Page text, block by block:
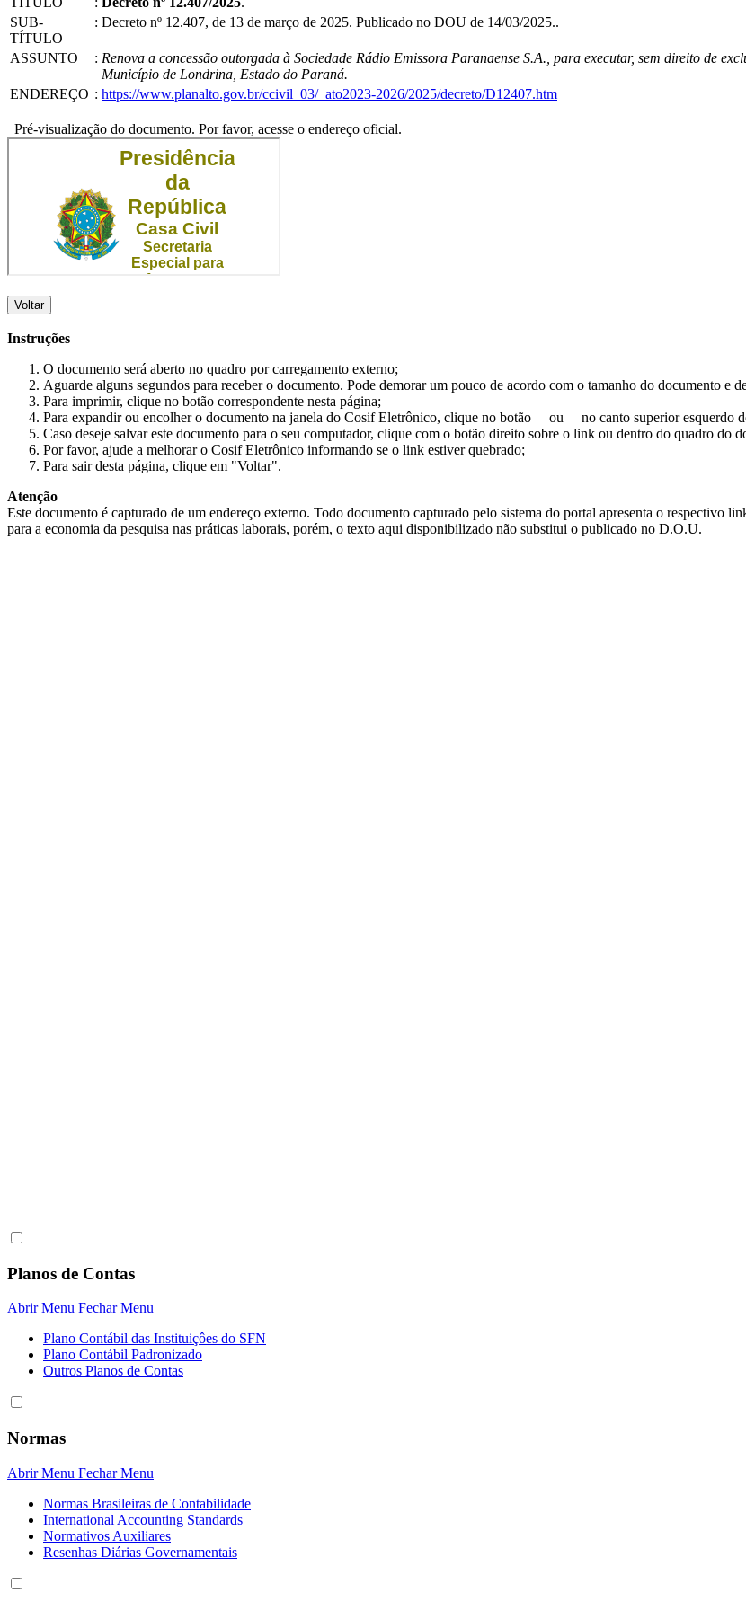
SUB-
TÍTULO
: Decreto nº 12.407, de 13 de março de 2025. Publicado no DOU de 14/03/2025..
ASSUNTO : Renova a concessão outorgada à Sociedade Rádio Emissora Paranaense S.A., para executar, sem direito de
Município de Londrina, Estado do Paraná.
ENDEREÇO : https://www.planalto.gov.br/ccivil_03/_ato2023-2026/2025/decreto/D12407.htm
Pré-visualização do documento. Por favor, acesse o endereço oficial.
Voltar
Instruções
O documento será aberto no quadro por carregamento externo;
Aguarde alguns segundos para receber o documento. Pode demorar um pouco de acordo com o tamanho do documento e
Para imprimir, clique no botão correspondente nesta página;
Para expandir ou encolher o documento na janela do Cosif Eletrônico, clique no botão
ou
no canto superior esquerdo
Caso deseje salvar este documento para o seu computador, clique com o botão direito sobre o link ou dentro do quadro
Por favor, ajude a melhorar o Cosif Eletrônico informando se o link estiver quebrado;
Para sair desta página, clique em "Voltar".
Atenção
Este documento é capturado de um endereço externo. Todo documento capturado pelo sistema do portal apresenta o
para a economia da pesquisa nas práticas laborais, porém, o texto aqui disponibilizado não substitui o publicado no D.O.U.
Planos de Contas
Abrir Menu Fechar Menu
Plano Contábil das Instituiçôes do SFN
Plano Contábil Padronizado
Outros Planos de Contas
Normas
Abrir Menu Fechar Menu
Normas Brasileiras de Contabilidade
International Accounting Standards
Normativos Auxiliares
Resenhas Diárias Governamentais